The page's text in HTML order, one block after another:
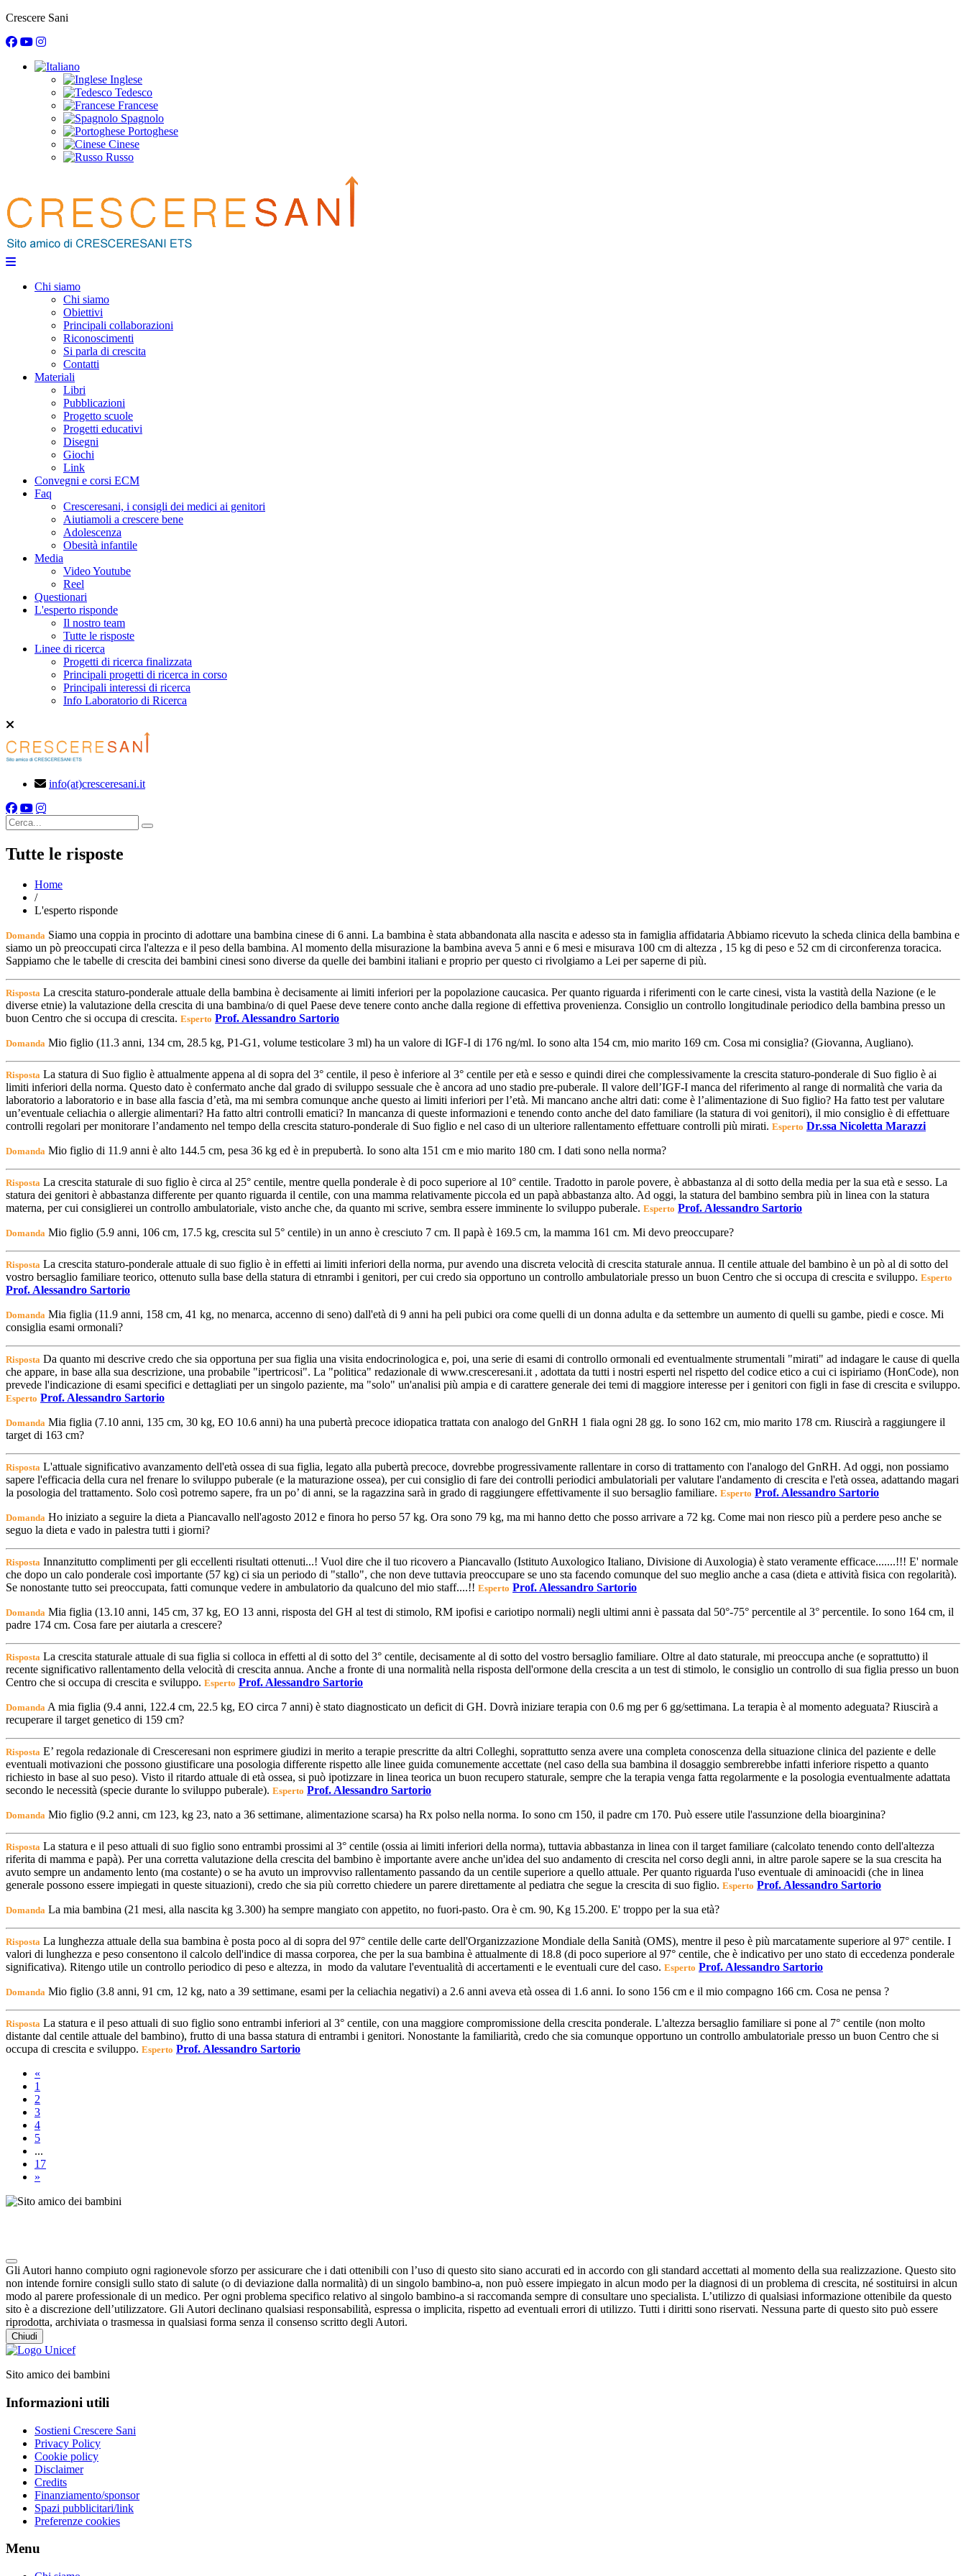
Crescere Sani
Inglese
Tedesco
Francese
Spagnolo
Portoghese
Cinese
Russo
Chi siamo
Chi siamo
Obiettivi
Principali collaborazioni
Riconoscimenti
Si parla di crescita
Contatti
Materiali
Libri
Pubblicazioni
Progetto scuole
Progetti educativi
Disegni
Giochi
Link
Convegni e corsi ECM
Faq
Cresceresani, i consigli dei medici ai genitori
Aiutiamoli a crescere bene
Adolescenza
Obesità infantile
Media
Video Youtube
Reel
Questionari
L'esperto risponde
Il nostro team
Tutte le risposte
Linee di ricerca
Progetti di ricerca finalizzata
Principali progetti di ricerca in corso
Principali interessi di ricerca
Info Laboratorio di Ricerca
info(at)cresceresani.it
Cerca
Tutte le risposte
Home
/
L'esperto risponde
Domanda Siamo una coppia in procinto di adottare una bambina cinese di 6 anni. La bambina è stata abbandonata alla nascita e adesso sta in famiglia affidataria Abbiamo ricevuto la scheda clinica della bambina e
siamo un pò preoccupati circa l'altezza e il peso della bambina. Al momento della misurazione la bambina aveva 5 anni e 6 mesi e misurava 100 cm di altezza , 15 kg di peso e 52 cm di circonferenza toracica.
Sappiamo che le tabelle di crescita dei bambini cinesi sono diverse da quelle dei bambini italiani e proprio per questo ci rivolgiamo a Lei per saperne di più.
Risposta La crescita staturo-ponderale attuale della bambina è decisamente ai limiti inferiori per la popolazione caucasica. Per quanto riguarda i riferimenti con le carte cinesi, vista la vastità della Nazione (e le
diverse etnie) la valutazione della crescita di una bambina/o di quel Paese deve tenere conto anche dalla regione di effettiva provenienza. Consiglio un controllo longitudinale periodico della bambina presso un
buon Centro che si occupa di crescita. Esperto Prof. Alessandro Sartorio
Domanda Mio figlio (11.3 anni, 134 cm, 28.5 kg, P1-G1, volume testicolare 3 ml) ha un valore di IGF-I di 176 ng/ml. Io sono alta 154 cm, mio marito 169 cm. Cosa mi consiglia? (Giovanna, Augliano).
Risposta La statura di Suo figlio è attualmente appena al di sopra del 3° centile, il peso è inferiore al 3° centile per età e sesso e quindi direi che complessivamente la crescita staturo-ponderale di Suo figlio è ai
limiti inferiori della norma. Questo dato è confermato anche dal grado di sviluppo sessuale che è ancora ad uno stadio pre-puberale. Il valore dell’IGF-I manca del riferimento al range di normalità che varia da
laboratorio a laboratorio e in base alla fascia d’età, ma mi sembra comunque anche questo ai limiti inferiori per l’età. Mi mancano anche altri dati: come è l’alimentazione di Suo figlio? Ha fatto test per valutare
un’eventuale celiachia o allergie alimentari? Ha fatto altri controlli ematici? In mancanza di queste informazioni e tenendo conto anche del dato familiare (la statura di voi genitori), il mio consiglio è di effettuare
controlli regolari per monitorare l’andamento nel tempo della crescita staturo-ponderale di Suo figlio e nel caso di un ulteriore rallentamento effettuare controlli più mirati. Esperto Dr.ssa Nicoletta Marazzi
Domanda Mio figlio di 11.9 anni è alto 144.5 cm, pesa 36 kg ed è in prepubertà. Io sono alta 151 cm e mio marito 180 cm. I dati sono nella norma?
Risposta La crescita staturale di suo figlio è circa al 25° centile, mentre quella ponderale è di poco superiore al 10° centile. Tradotto in parole povere, è abbastanza al di sotto della media per la sua età e sesso. La
statura dei genitori è abbastanza differente per quanto riguarda il centile, con una mamma relativamente piccola ed un papà abbastanza alto. Ad oggi, la statura del bambino sembra più in linea con la statura
materna, per cui consiglierei un controllo ambulatoriale, visto anche che, da quanto mi scrive, sembra essere imminente lo sviluppo puberale. Esperto Prof. Alessandro Sartorio
Domanda Mio figlio (5.9 anni, 106 cm, 17.5 kg, crescita sul 5° centile) in un anno è cresciuto 7 cm. Il papà è 169.5 cm, la mamma 161 cm. Mi devo preoccupare?
Risposta La crescita staturo-ponderale attuale di suo figlio è in effetti ai limiti inferiori della norma, pur avendo una discreta velocità di crescita staturale annua. Il centile attuale del bambino è un pò al di sotto del
vostro bersaglio familiare teorico, ottenuto sulla base della statura di etnrambi i genitori, per cui credo sia opportuno un controllo ambulatoriale presso un buon Centro che si occupa di crescita e sviluppo. Esperto
Prof. Alessandro Sartorio
Domanda Mia figlia (11.9 anni, 158 cm, 41 kg, no menarca, accenno di seno) dall'età di 9 anni ha peli pubici ora come quelli di un donna adulta e da settembre un aumento di quelli su gambe, piedi e cosce. Mi
consiglia esami ormonali?
Risposta Da quanto mi descrive credo che sia opportuna per sua figlia una visita endocrinologica e, poi, una serie di esami di controllo ormonali ed eventualmente strumentali "mirati" ad indagare le cause di quella
che appare, in base alla sua descrizione, una probabile "ipertricosi". La "politica" redazionale di www.cresceresani.it , adottata da tutti i nostri esperti nel rispetto del codice etico a cui ci ispiriamo (HonCode), non
prevede l'indicazione di esami specifici e dettagliati per un singolo paziente, ma "solo" un'analisi più ampia e di carattere generale dei temi di maggiore interesse per i genitori con figli in fase di crescita e sviluppo.
Esperto Prof. Alessandro Sartorio
Domanda Mia figlia (7.10 anni, 135 cm, 30 kg, EO 10.6 anni) ha una pubertà precoce idiopatica trattata con analogo del GnRH 1 fiala ogni 28 gg. Io sono 162 cm, mio marito 178 cm. Riuscirà a raggiungere il
target di 163 cm?
Risposta L'attuale significativo avanzamento dell'età ossea di sua figlia, legato alla pubertà precoce, dovrebbe progressivamente rallentare in corso di trattamento con l'analogo del GnRH. Ad oggi, non possiamo
sapere l'efficacia della cura nel frenare lo sviluppo puberale (e la maturazione ossea), per cui consiglio di fare dei controlli periodici ambulatoriali per valutare l'andamento di crescita e l'età ossea, adattando magari
la posologia del trattamento. Solo così potremo sapere, fra un po’ di anni, se la ragazzina sarà in grado di raggiungere effettivamente il suo bersaglio familiare. Esperto Prof. Alessandro Sartorio
Domanda Ho iniziato a seguire la dieta a Piancavallo nell'agosto 2012 e finora ho perso 57 kg. Ora sono 79 kg, ma mi hanno detto che posso arrivare a 72 kg. Come mai non riesco più a perdere peso anche se
seguo la dieta e vado in palestra tutti i giorni?
Risposta Innanzitutto complimenti per gli eccellenti risultati ottenuti...! Vuol dire che il tuo ricovero a Piancavallo (Istituto Auxologico Italiano, Divisione di Auxologia) è stato veramente efficace.......!!! E' normale
che dopo un calo ponderale così importante (57 kg) ci sia un periodo di "stallo", che non deve tuttavia preoccupare se uno sta facendo comunque del suo meglio anche a casa (dieta e attività fisica con regolarità).
Se nonostante tutto sei preoccupata, fatti comunque vedere in ambulatorio da qualcuno del mio staff....!! Esperto Prof. Alessandro Sartorio
Domanda Mia figlia (13.10 anni, 145 cm, 37 kg, EO 13 anni, risposta del GH al test di stimolo, RM ipofisi e cariotipo normali) negli ultimi anni è passata dal 50°-75° percentile al 3° percentile. Io sono 164 cm, il
padre 174 cm. Cosa fare per aiutarla a crescere?
Risposta La crescita staturale attuale di sua figlia si colloca in effetti al di sotto del 3° centile, decisamente al di sotto del vostro bersaglio familiare. Oltre al dato staturale, mi preoccupa anche (e soprattutto) il
recente significativo rallentamento della velocità di crescita annua. Anche a fronte di una normalità nella risposta dell'ormone della crescita a un test di stimolo, le consiglio un controllo di sua figlia presso un buon
Centro che si occupa di crescita e sviluppo. Esperto Prof. Alessandro Sartorio
Domanda A mia figlia (9.4 anni, 122.4 cm, 22.5 kg, EO circa 7 anni) è stato diagnosticato un deficit di GH. Dovrà iniziare terapia con 0.6 mg per 6 gg/settimana. La terapia è al momento adeguata? Riuscirà a
recuperare il target genetico di 159 cm?
Risposta E’ regola redazionale di Cresceresani non esprimere giudizi in merito a terapie prescritte da altri Colleghi, soprattutto senza avere una completa conoscenza della situazione clinica del paziente e delle
eventuali motivazioni che possono giustificare una posologia differente rispetto alle linee guida comunemente accettate (nel caso della sua bambina il dosaggio sembrerebbe infatti inferiore rispetto a quanto
richiesto in base al suo peso). Visto il ritardo attuale di età ossea, si può ipotizzare in linea teorica un buon recupero staturale, sempre che la terapia venga fatta regolarmente e la posologia eventualmente adattata
secondo le necessità (specie durante lo sviluppo puberale). Esperto Prof. Alessandro Sartorio
Domanda Mio figlio (9.2 anni, cm 123, kg 23, nato a 36 settimane, alimentazione scarsa) ha Rx polso nella norma. Io sono cm 150, il padre cm 170. Può essere utile l'assunzione della bioarginina?
Risposta La statura e il peso attuali di suo figlio sono entrambi prossimi al 3° centile (ossia ai limiti inferiori della norma), tuttavia abbastanza in linea con il target familiare (calcolato tenendo conto dell'altezza
riferita di mamma e papà). Per una corretta valutazione della crescita del bambino è importante avere anche un'idea del suo andamento di crescita nel corso degli anni, in altre parole sapere se la sua crescita ha
avuto sempre un andamento lento (ma costante) o se ha avuto un improvviso rallentamento passando da un centile superiore a quello attuale. Per quanto riguarda l'uso eventuale di aminoacidi (che in linea
generale possono essere impiegati in queste situazioni), credo che sia più corretto chiedere un parere direttamente al pediatra che segue la crescita di suo figlio. Esperto Prof. Alessandro Sartorio
Domanda La mia bambina (21 mesi, alla nascita kg 3.300) ha sempre mangiato con appetito, no fuori-pasto. Ora è cm. 90, Kg 15.200. E' troppo per la sua età?
Risposta La lunghezza attuale della sua bambina è posta poco al di sopra del 97° centile delle carte dell'Organizzazione Mondiale della Sanità (OMS), mentre il peso è più marcatamente superiore al 97° centile. I
valori di lunghezza e peso consentono il calcolo dell'indice di massa corporea, che per la sua bambina è attualmente di 18.8 (di poco superiore al 97° centile, che è indicativo per uno stato di eccedenza ponderale
significativa). Ritengo utile un controllo periodico di peso e altezza, in modo da valutare l'eventualità di accertamenti e le eventuali cure del caso. Esperto Prof. Alessandro Sartorio
Domanda Mio figlio (3.8 anni, 91 cm, 12 kg, nato a 39 settimane, esami per la celiachia negativi) a 2.6 anni aveva età ossea di 1.6 anni. Io sono 156 cm e il mio compagno 166 cm. Cosa ne pensa ?
Risposta La statura e il peso attuali di suo figlio sono entrambi inferiori al 3° centile, con una maggiore compromissione della crescita ponderale. L'altezza bersaglio familiare si pone al 7° centile (non molto
distante dal centile attuale del bambino), frutto di una bassa statura di entrambi i genitori. Nonostante la familiarità, credo che sia comunque opportuno un controllo ambulatoriale presso un buon Centro che si
occupa di crescita e sviluppo. Esperto Prof. Alessandro Sartorio
«
1
2
3
4
5
...
17
»
Gli Autori hanno compiuto ogni ragionevole sforzo per assicurare che i dati ottenibili con l’uso di questo sito siano accurati ed in accordo con gli standard accettati al momento della sua realizzazione. Questo sito
non intende fornire consigli sullo stato di salute (o di deviazione dalla normalità) di un singolo bambino-a, non può essere impiegato in alcun modo per la diagnosi di un problema di crescita, né sostituirsi in alcun
modo al parere professionale di un medico. Per ogni problema specifico relativo al singolo bambino-a si raccomanda sempre di consultare uno specialista. L’utilizzo di qualsiasi informazione ottenibile da questo
sito è a discrezione dell’utilizzatore. Gli Autori declinano qualsiasi responsabilità, espressa o implicita, rispetto ad eventuali errori di utilizzo. Tutti i diritti sono riservati. Nessuna parte di questo sito può essere
riprodotta, archiviata o trasmessa in qualsiasi forma senza il consenso scritto degli Autori.
Chiudi
Sito amico dei bambini
Informazioni utili
Sostieni Crescere Sani
Privacy Policy
Cookie policy
Disclaimer
Credits
Finanziamento/sponsor
Spazi pubblicitari/link
Preferenze cookies
Menu